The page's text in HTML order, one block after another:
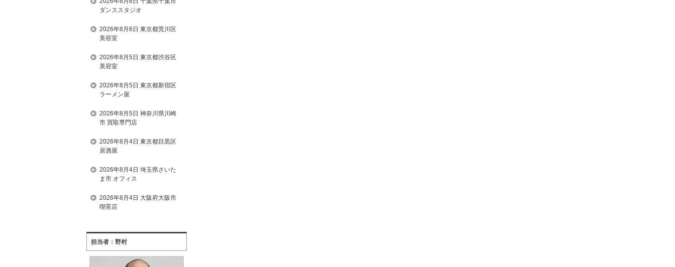
ダンススタジオ
2026年8月6日 東京都荒川区
美容室
2026年8月5日 東京都渋谷区
美容室
2026年8月5日 東京都新宿区
ラーメン屋
2026年8月5日 神奈川県川崎
市 買取専門店
2026年8月4日 東京都目黒区
居酒屋
2026年8月4日 埼玉県さいた
ま市 オフィス
2026年8月4日 大阪府大阪市
喫茶店
担当者：野村